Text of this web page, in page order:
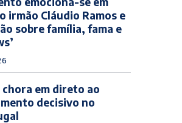
irmão Cláudio Ramos e
sobre família, fama e
chora em direto ao
decisivo no